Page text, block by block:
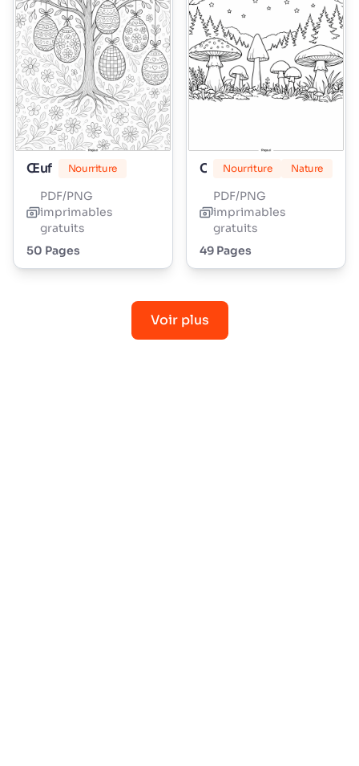
Œuf Nourriture
PDF/PNG
imprimables
gratuits
50 Pages
Nourriture Nature
PDF/PNG
imprimables
gratuits
49 Pages
Voir plus